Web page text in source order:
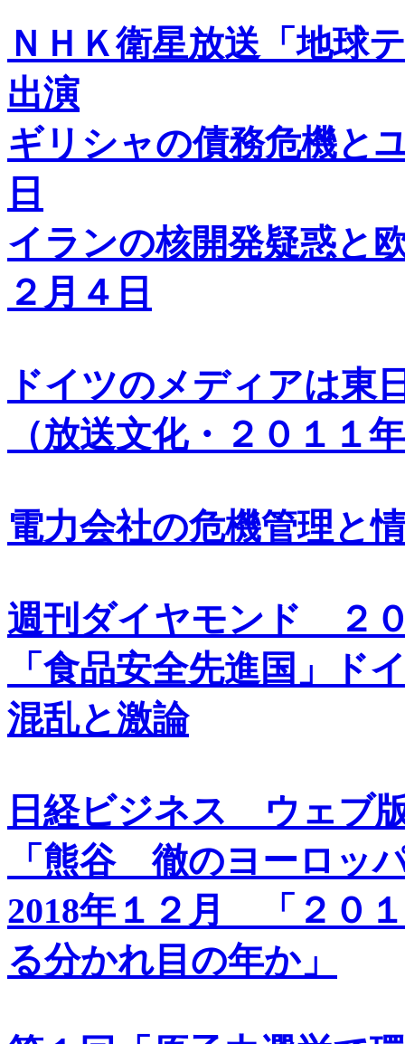
ＮＨＫ衛星放送「地球
出演
ギリシャの債務危機と
日
イランの核開発疑惑と
２月４日
ドイツのメディアは東
（放送文化・２０１１
電力会社の危機管理と
週刊ダイヤモンド ２
「食品安全先進国」ド
混乱と激論
日経ビジネス ウェブ
「熊谷 徹のヨーロッ
2018年１２月 「２０
る分かれ目の年か」